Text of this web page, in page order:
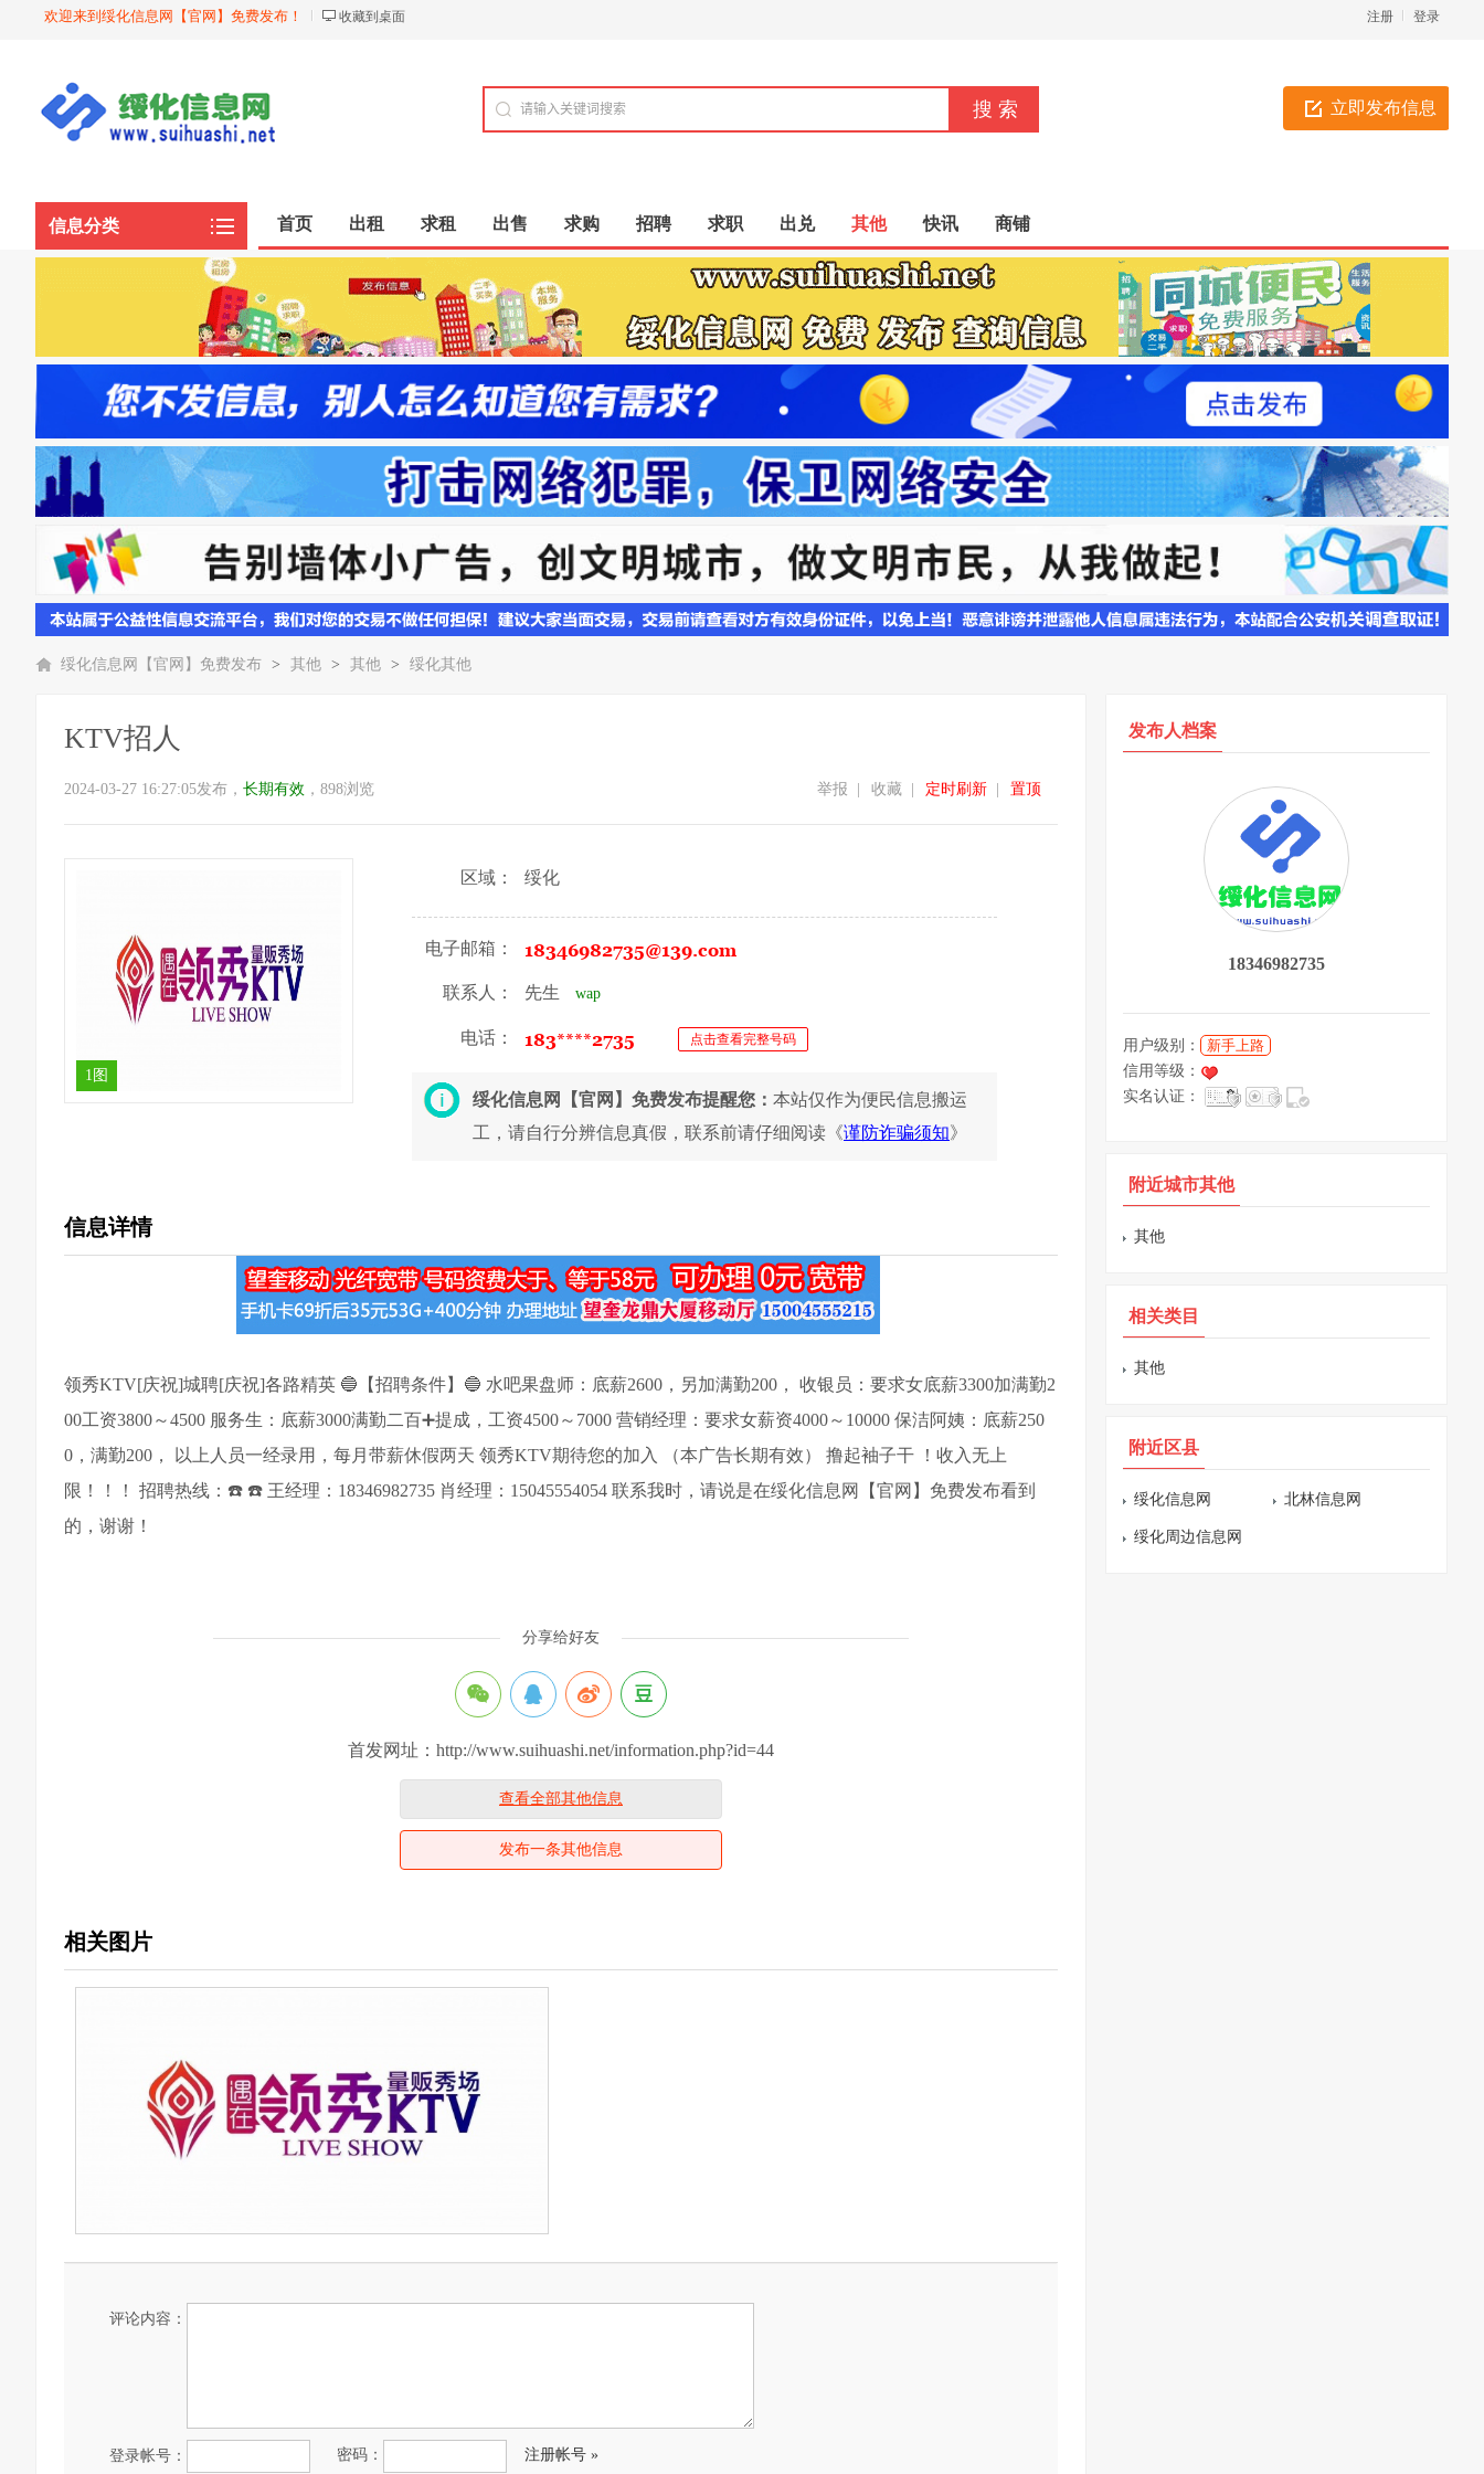
欢迎来到绥化信息网【官网】免费发布！ 收藏到桌面 登录
注册
立即发布信息
信息分类 首页 出租 求租 出售 求购 招聘 求职 出兑 其他 快讯 商铺
绥化信息网【官网】免费发布 > 其他 > 其他 > 绥化其他
KTV招人
2024-03-27 16:27:05发布， 长期有效 ，898浏览 置顶
定时刷新 |
收藏 |
举报 |
1图
区域： 绥化
电子邮箱：
联系人： 先生 wap
电话： 点击查看完整号码
绥化信息网【官网】免费发布提醒您： 本站仅作为便民信息搬运
工，请自行分辨信息真假，联系前请仔细阅读《谨防诈骗须知》
信息详情
领秀KTV[庆祝]城聘[庆祝]各路精英 🔵【招聘条件】🔵 水吧果盘师：底薪2600，另加满勤200， 收银员：要求女底薪3300加满勤2
00工资3800～4500 服务生：底薪3000满勤二百➕提成，工资4500～7000 营销经理：要求女薪资4000～10000 保洁阿姨：底薪250
0，满勤200， 以上人员一经录用，每月带薪休假两天 领秀KTV期待您的加入 （本广告长期有效） 撸起袖子干 ！收入无上
限！！！ 招聘热线：☎️ ☎️ 王经理：18346982735 肖经理：15045554054 联系我时，请说是在绥化信息网【官网】免费发布看到
的，谢谢！
分享给好友
首发网址：http://www.suihuashi.net/information.php?id=44
查看全部其他信息
发布一条其他信息
相关图片
评论内容：
登录帐号： 密码： 注册帐号 »
发布人档案
18346982735
用户级别：
新手上路
信用等级：
实名认证：
附近城市其他
其他
相关类目
其他
附近区县
绥化信息网 北林信息网
绥化周边信息网